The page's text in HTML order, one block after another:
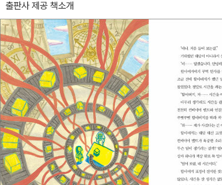
출판사 제공 책소개